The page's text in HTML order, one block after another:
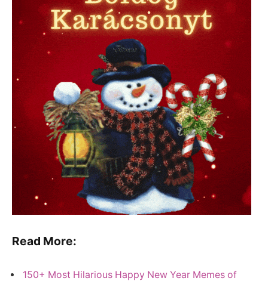
Read More:
150+ Most Hilarious Happy New Year Memes of